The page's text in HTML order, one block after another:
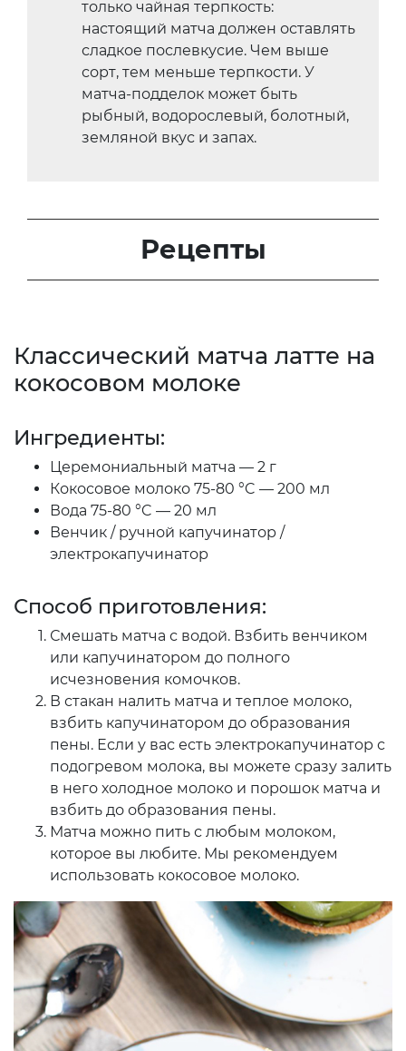
только чайная терпкость:
настоящий матча должен оставлять
сладкое послевкусие. Чем выше
сорт, тем меньше терпкости. У
матча-подделок может быть
рыбный, водорослевый, болотный,
земляной вкус и запах.
Рецепты
Классический матча латте на
кокосовом молоке
Ингредиенты:
Церемониальный матча — 2 г
Кокосовое молоко 75-80 °C — 200 мл
Вода 75-80 °C — 20 мл
Венчик / ручной капучинатор /
электрокапучинатор
Способ приготовления:
Смешать матча с водой. Взбить венчиком
или капучинатором до полного
исчезновения комочков.
В стакан налить матча и теплое молоко,
взбить капучинатором до образования
пены. Если у вас есть электрокапучинатор с
подогревом молока, вы можете сразу залить
в него холодное молоко и порошок матча и
взбить до образования пены.
Матча можно пить с любым молоком,
которое вы любите. Мы рекомендуем
использовать кокосовое молоко.